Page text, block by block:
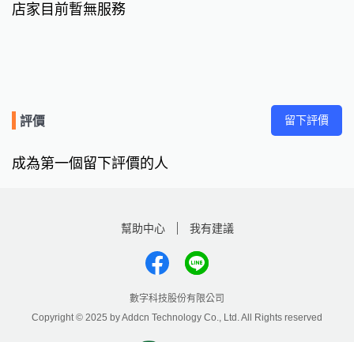
店家目前暫無服務
評價 留下評價
成為第一個留下評價的人
幫助中心 我有建議
數字科技股份有限公司
Copyright © 2025 by Addcn Technology Co., Ltd. All Rights reserved